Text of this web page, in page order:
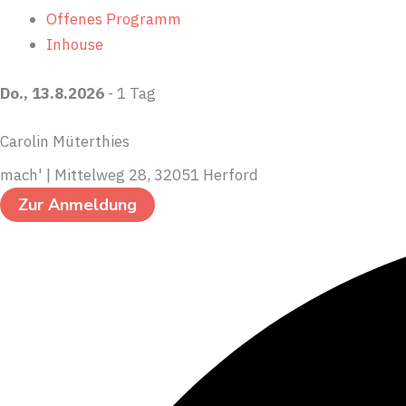
Offenes Programm
Inhouse
Do., 13.8.2026 - 1 Tag
Carolin Müterthies
mach' | Mittelweg 28, 32051 Herford
Zur Anmeldung